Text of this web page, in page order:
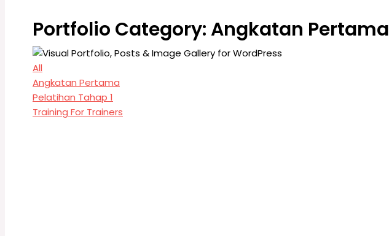
Portfolio Category: Angkatan Pertama
All
Angkatan Pertama
Pelatihan Tahap 1
Training For Trainers